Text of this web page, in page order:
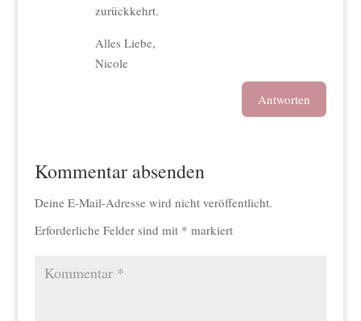
zurückkehrt.
Alles Liebe,
Nicole
Antworten
Kommentar absenden
Deine E-Mail-Adresse wird nicht veröffentlicht.
Erforderliche Felder sind mit * markiert